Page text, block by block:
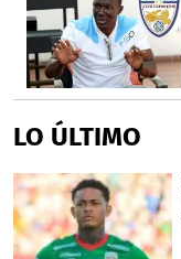
LO ÚLTIMO